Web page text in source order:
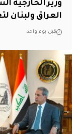
وزير الخارجية
العراق ولبنان
قبل يوم واحد